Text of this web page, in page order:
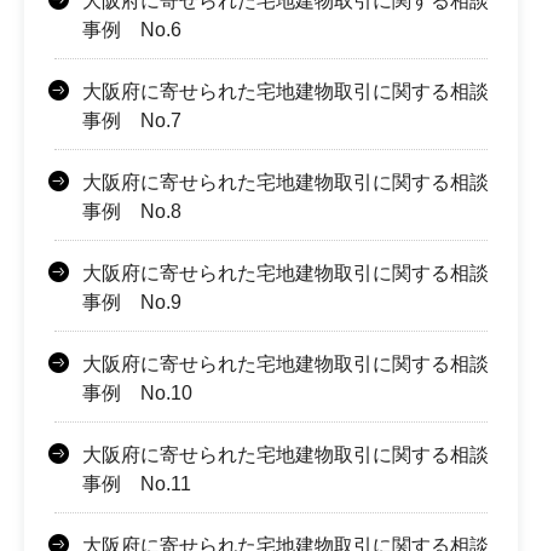
事例 No.6
大阪府に寄せられた宅地建物取引に関する相談
事例 No.7
大阪府に寄せられた宅地建物取引に関する相談
事例 No.8
大阪府に寄せられた宅地建物取引に関する相談
事例 No.9
大阪府に寄せられた宅地建物取引に関する相談
事例 No.10
大阪府に寄せられた宅地建物取引に関する相談
事例 No.11
大阪府に寄せられた宅地建物取引に関する相談